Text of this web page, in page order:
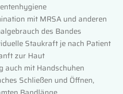
mit MRSA und anderen
des Bandes
Staukraft je nach Patient
zur Haut
auch mit Handschuhen
Schließen und Öffnen,